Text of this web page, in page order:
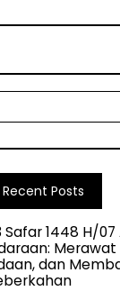
Recent Posts
1448 H/07
dan